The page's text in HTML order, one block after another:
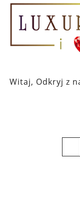
Witaj, Odkryj z